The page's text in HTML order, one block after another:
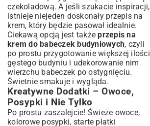
czekoladową. A jeśli szukacie inspiracji,
istnieje niejeden doskonały przepis na
krem, który będzie pasował idealnie.
Ciekawą opcją jest takżeprzepis na
krem do babeczek budyniowych, czyli
po prostu przygotowanie większej ilości
gęstego budyniu i udekorowanie nim
wierzchu babeczek po ostygnięciu.
Świetnie smakuje i wygląda.
Kreatywne Dodatki – Owoce,
Posypki i Nie Tylko
Po prostu zaszalejcie! Świeże owoce,
kolorowe posypki, starte płatki